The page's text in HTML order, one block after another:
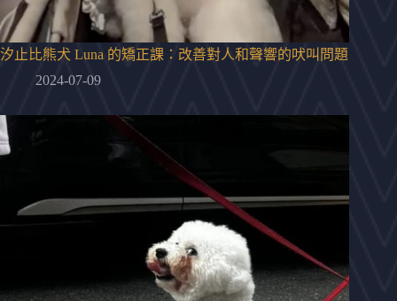
汐止比熊犬 Luna 的矯正課：改善對人和聲響的吠叫問題
2024-07-09